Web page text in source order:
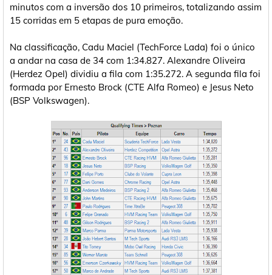
minutos com a inversão dos 10 primeiros, totalizando assim
15 corridas em 5 etapas de pura emoção.
Na classificação, Cadu Maciel (TechForce Lada) foi o único
a andar na casa de 34 com 1:34.827. Alexandre Oliveira
(Herdez Opel) dividiu a fila com 1:35.272. A segunda fila foi
formada por Ernesto Brock (CTE Alfa Romeo) e Jesus Neto
(BSP Volkswagen).